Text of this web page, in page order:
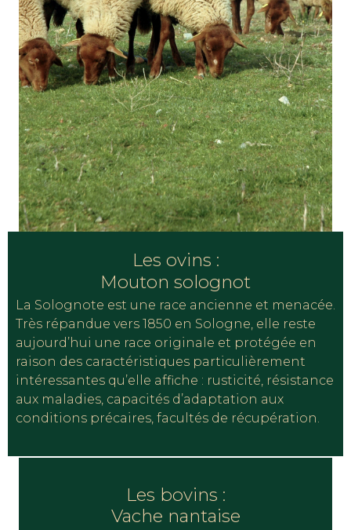
Les ovins :
Mouton solognot
La Solognote est une race ancienne et menacée.
Très répandue vers 1850 en Sologne, elle reste
aujourd’hui une race originale et protégée en
raison des caractéristiques particulièrement
intéressantes qu’elle affiche : rusticité, résistance
aux maladies, capacités d’adaptation aux
conditions précaires, facultés de récupération.
Les bovins :
Vache nantaise